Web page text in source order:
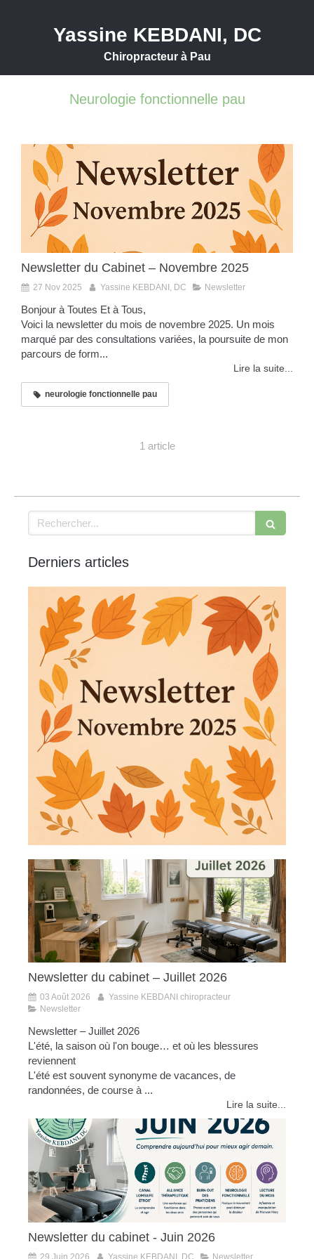
Yassine KEBDANI, DC
Chiropracteur à Pau
Neurologie fonctionnelle pau
Newsletter du Cabinet – Novembre 2025
27 Nov 2025 Yassine KEBDANI, DC Newsletter
Bonjour à Toutes Et à Tous,
Voici la newsletter du mois de novembre 2025. Un mois
marqué par des consultations variées, la poursuite de mon
parcours de form...
Lire la suite...
neurologie fonctionnelle pau
1 article
Rechercher
Derniers articles
Newsletter du cabinet – Juillet 2026
03 Août 2026
Yassine KEBDANI chiropracteur
Newsletter
Newsletter – Juillet 2026
L'été, la saison où l'on bouge… et où les blessures
reviennent
L'été est souvent synonyme de vacances, de
randonnées, de course à ...
Lire la suite...
Newsletter du cabinet - Juin 2026
29 Juin 2026 Yassine KEBDANI, DC Newsletter